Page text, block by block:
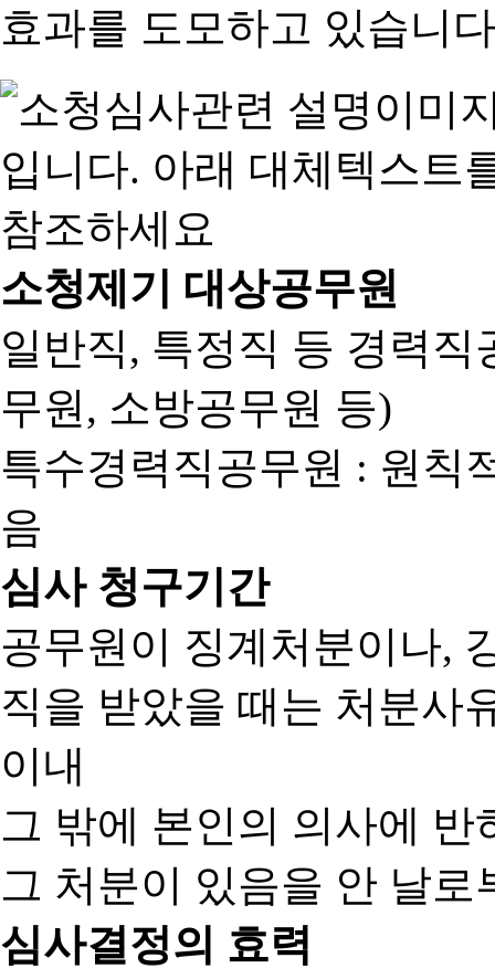
효과를 도모하고 있습니
소청제기 대상공무원
일반직, 특정직 등 경력
무원, 소방공무원 등)
특수경력직공무원 : 원칙
음
심사 청구기간
공무원이 징계처분이나,
직을 받았을 때는 처분사
이내
그 밖에 본인의 의사에
그 처분이 있음을 안 날로
심사결정의 효력